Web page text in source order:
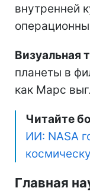
внутренней
Визуальная
планеты в
как Марс
Читайте
ИИ: NASA
Главная